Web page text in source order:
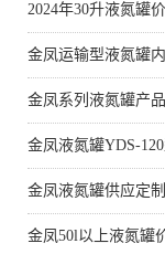
2024年30升液氮罐
金凤运输型液氮罐
金凤系列液氮罐产
金凤液氮罐YDS-
金凤液氮罐供应定
金凤50l以上液氮罐